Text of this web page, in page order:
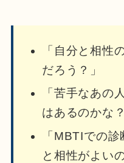
「自分と相性
だろう？」
「苦手なあの
はあるのかな？
「MBTIでの
と相性がよい